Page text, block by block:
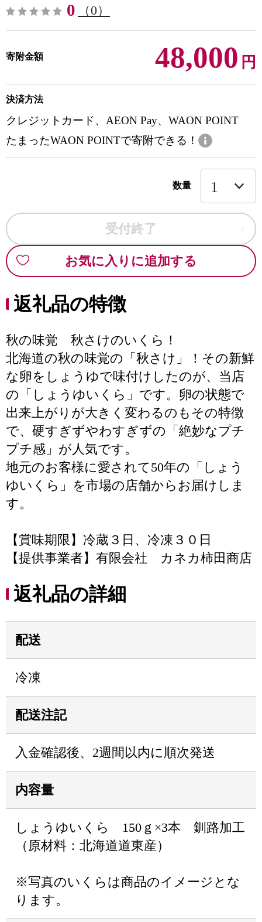
0 （0）
寄附金額 48,000 円
決済方法
クレジットカード、AEON Pay、WAON POINT
たまったWAON POINTで寄附できる！
数量
受付終了
お気に入りに追加する
返礼品の特徴
秋の味覚 秋さけのいくら！
北海道の秋の味覚の「秋さけ」！その新鮮
な卵をしょうゆで味付けしたのが、当店
の「しょうゆいくら」です。卵の状態で
出来上がりが大きく変わるのもその特徴
で、硬すぎずやわすぎずの「絶妙なプチ
プチ感」が人気です。
地元のお客様に愛されて50年の「しょう
ゆいくら」を市場の店舗からお届けしま
す。
【賞味期限】冷蔵３日、冷凍３０日
【提供事業者】有限会社 カネカ柿田商店
返礼品の詳細
配送
冷凍
配送注記
入金確認後、2週間以内に順次発送
内容量
しょうゆいくら 150ｇ×3本 釧路加工
（原材料：北海道道東産）
※写真のいくらは商品のイメージとな
ります。